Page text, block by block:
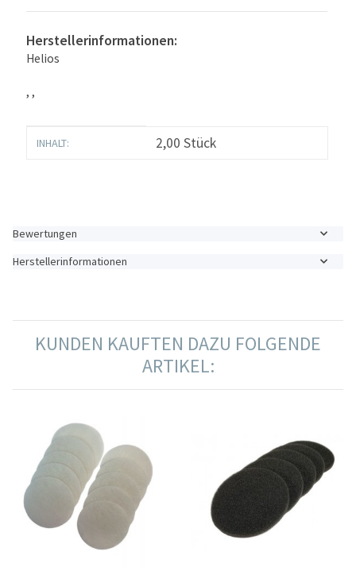
Herstellerinformationen:
Helios
, ,
Produkteigenschaft
Wert
INHALT: 2,00 Stück
Bewertungen
Herstellerinformationen
KUNDEN KAUFTEN DAZU FOLGENDE
ARTIKEL: